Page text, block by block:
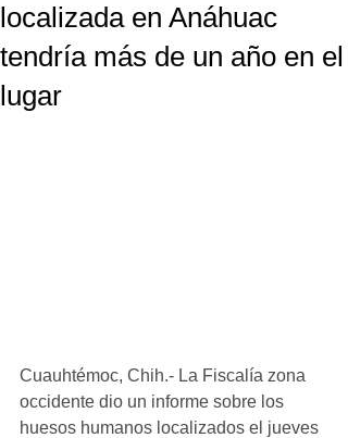
localizada en Anáhuac
tendría más de un año en el
lugar
Cuauhtémoc, Chih.- La Fiscalía zona
occidente dio un informe sobre los
huesos humanos localizados el jueves